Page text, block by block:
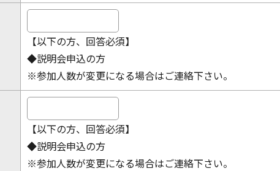
【以下の方、回答必須】
◆説明会申込の方
※参加人数が変更になる場合はご連絡下さい。
【以下の方、回答必須】
◆説明会申込の方
※参加人数が変更になる場合はご連絡下さい。